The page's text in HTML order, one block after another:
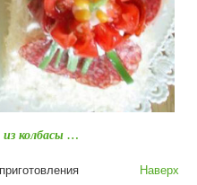
колбасы …
Наверх